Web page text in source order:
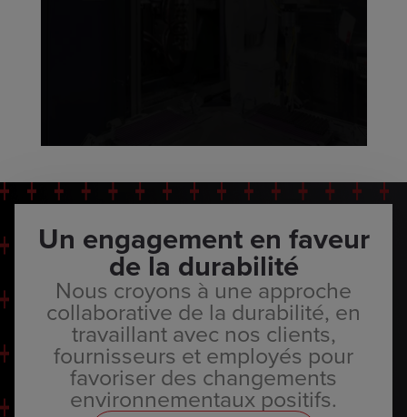
Un engagement en faveur
de la durabilité
Nous croyons à une approche
collaborative de la durabilité, en
travaillant avec nos clients,
fournisseurs et employés pour
favoriser des changements
environnementaux positifs.